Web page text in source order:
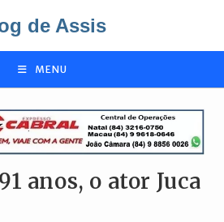
de Assis
MENU
anos, o ator Juca